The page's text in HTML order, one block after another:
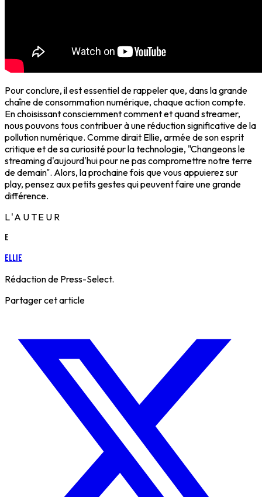
Pour conclure, il est essentiel de rappeler que, dans la grande
chaîne de consommation numérique, chaque action compte.
En choisissant consciemment comment et quand streamer,
nous pouvons tous contribuer à une réduction significative de la
pollution numérique. Comme dirait Ellie, armée de son esprit
critique et de sa curiosité pour la technologie, "Changeons le
streaming d'aujourd'hui pour ne pas compromettre notre terre
de demain". Alors, la prochaine fois que vous appuierez sur
play, pensez aux petits gestes qui peuvent faire une grande
différence.
L'AUTEUR
E
Ellie
Rédaction de Press-Select.
Partager cet article